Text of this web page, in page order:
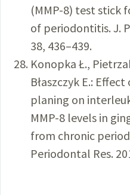
(MMP-8) test stick
of periodontitis. J.
38, 436–439.
Konopka Ł.,
Błaszczyk E.:
planing on
MMP-8 levels in
from chronic
Periodontal Res.